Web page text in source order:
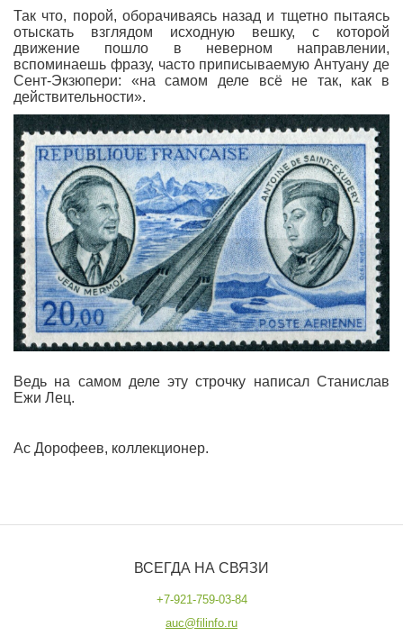
Так что, порой, оборачиваясь назад и тщетно пытаясь
отыскать взглядом исходную вешку, с которой
движение пошло в неверном направлении,
вспоминаешь фразу, часто приписываемую Антуану де
Сент-Экзюпери: «на самом деле всё не так, как в
действительности».
Ведь на самом деле эту строчку написал Станислав
Ежи Лец.
Ас Дорофеев, коллекционер.
ВСЕГДА НА СВЯЗИ
+7-921-759-03-84
auc@filinfo.ru